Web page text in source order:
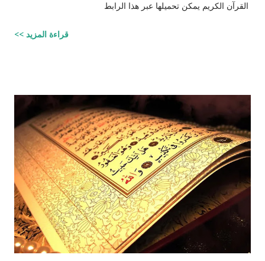
القرآن الكريم يمكن تحميلها عبر هذا الرابط
قراءة المزيد >>